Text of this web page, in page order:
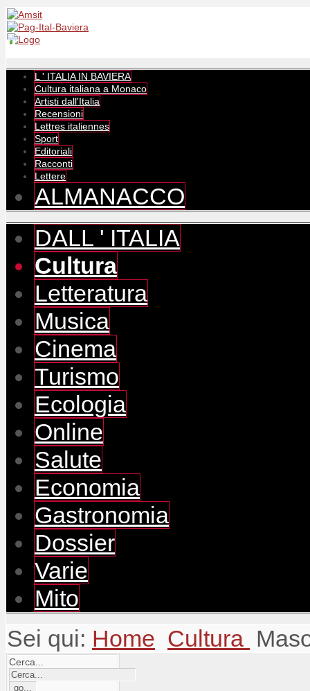
L ' ITALIA IN BAVIERA
Cultura italiana a Monaco
Artisti dall'Italia
Recensioni
Lettres italiennes
Sport
Editoriali
Racconti
Lettere
ALMANACCO
DALL ' ITALIA
Cultura
Letteratura
Musica
Cinema
Turismo
Ecologia
Online
Salute
Economia
Gastronomia
Dossier
Varie
Mito
Sei qui: Home Cultura
Cerca...